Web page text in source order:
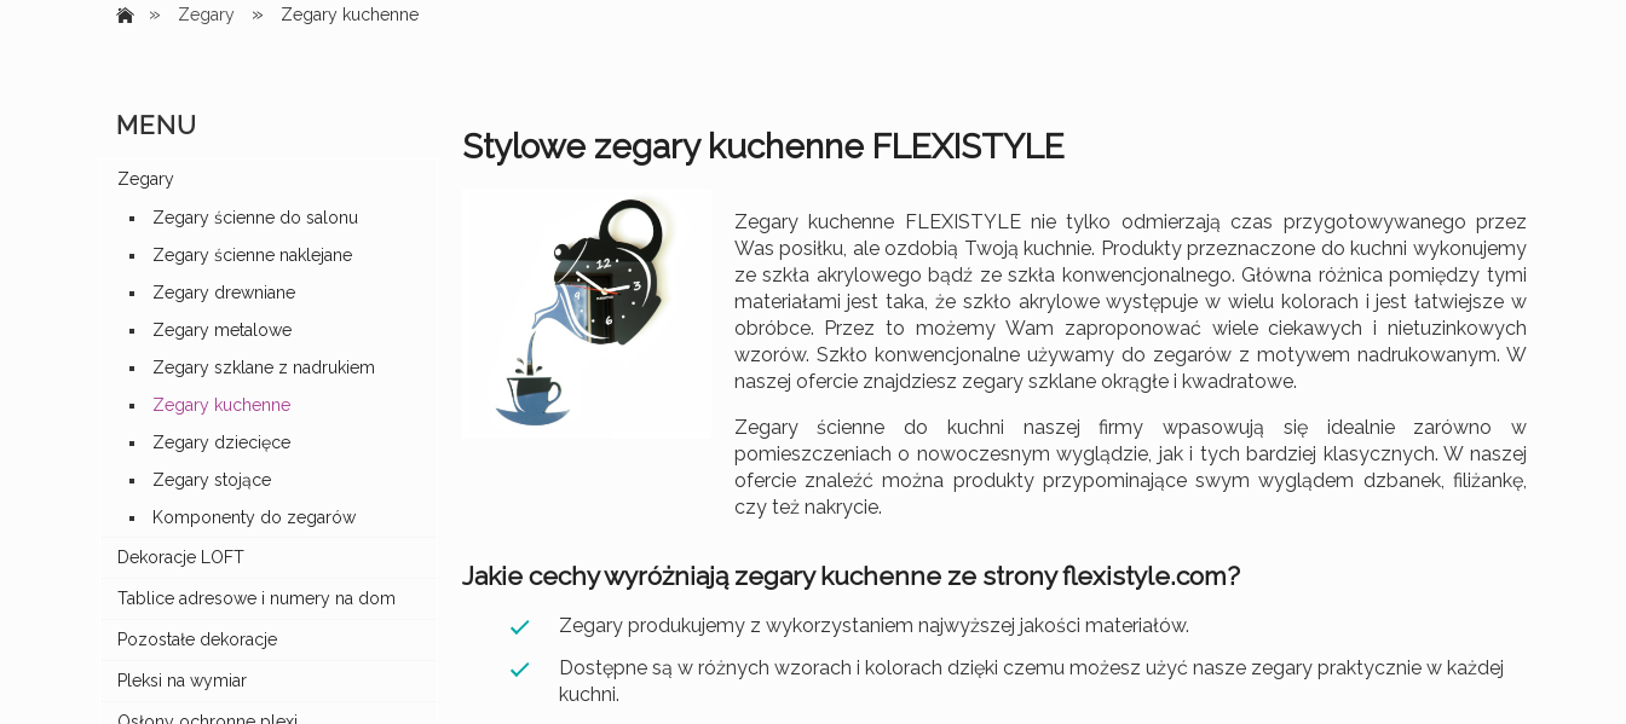
» Zegary » Zegary kuchenne
MENU
Zegary
Zegary ścienne do salonu
Zegary ścienne naklejane
Zegary drewniane
Zegary metalowe
Zegary szklane z nadrukiem
Zegary kuchenne
Zegary dziecięce
Zegary stojące
Komponenty do zegarów
Dekoracje LOFT
Tablice adresowe i numery na dom
Pozostałe dekoracje
Pleksi na wymiar
Stylowe zegary kuchenne FLEXISTYLE
Zegary kuchenne FLEXISTYLE nie tylko odmierzają czas przygotowywanego przez
Was posiłku, ale ozdobią Twoją kuchnie. Produkty przeznaczone do kuchni wykonujemy
ze szkła akrylowego bądź ze szkła konwencjonalnego. Główna różnica pomiędzy tymi
materiałami jest taka, że szkło akrylowe występuje w wielu kolorach i jest łatwiejsze w
obróbce. Przez to możemy Wam zaproponować wiele ciekawych i nietuzinkowych
wzorów. Szkło konwencjonalne używamy do zegarów z motywem nadrukowanym. W
naszej ofercie znajdziesz zegary szklane okrągłe i kwadratowe.
Zegary ścienne do kuchni naszej firmy wpasowują się idealnie zarówno w
pomieszczeniach o nowoczesnym wyglądzie, jak i tych bardziej klasycznych. W naszej
ofercie znaleźć można produkty przypominające swym wyglądem dzbanek, filiżankę,
czy też nakrycie.
Jakie cechy wyróżniają zegary kuchenne ze stronyflexistyle.com?
Zegary produkujemy z wykorzystaniem najwyższej jakości materiałów.
Dostępne są w różnych wzorach i kolorach dzięki czemu możesz użyć nasze zegary praktycznie w każdej
kuchni.